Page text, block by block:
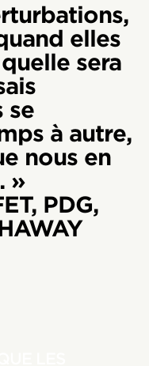
elles
sera
se
à autre,
nous en
»
PDG,